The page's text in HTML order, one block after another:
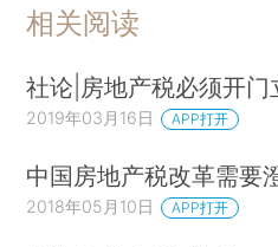
相关阅读
社论|房地产税必须开门
2019年03月16日 APP打开
中国房地产税改革需要
2018年05月10日 APP打开